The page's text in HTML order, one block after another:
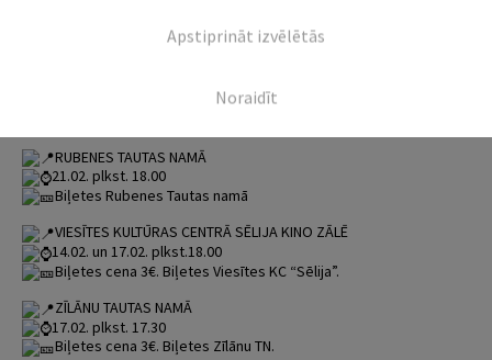
Biļetes cena 3€. Biļetes Salas Tautas nama kasē (3. stāva
administrācijā) biļešu tirdzniecības laikos, kā arī pirms seansa.
RUBENES TAUTAS NAMĀ
21.02. plkst. 18.00
Biļetes Rubenes Tautas namā
VIESĪTES KULTŪRAS CENTRĀ SĒLIJA KINO ZĀLĒ
14.02. un 17.02. plkst.18.00
Biļetes cena 3€. Biļetes Viesītes KC “Sēlija”.
ZĪLĀNU TAUTAS NAMĀ
17.02. plkst. 17.30
Biļetes cena 3€. Biļetes Zīlānu TN.
Noraidīt
Apstiprināt izvēlētās